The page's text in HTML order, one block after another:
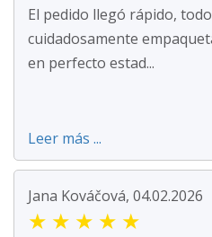
El pedido llegó rápido,
cuidadosamente
en perfecto estad...
Leer más ...
Jana Kováčová, 04.02.2026
★ ★ ★ ★ ★